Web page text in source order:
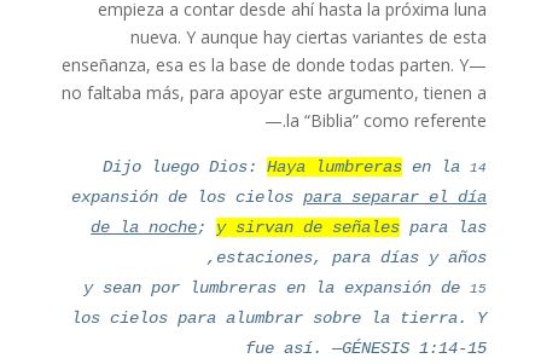
empieza a contar desde ahí hasta la próxima luna
nueva. Y aunque hay ciertas variantes de esta
enseñanza, esa es la base de donde todas parten. Y—
no faltaba más, para apoyar este argumento, tienen a
la “Biblia” como referente.—
Dijo luego Dios:Haya lumbreras en la
expansión de los cielospara separar el día
de la noche; y sirvan de señales para las
estaciones, para días y años,
y sean por lumbreras en la expansión de
los cielos para alumbrar sobre la tierra. Y
fue así. —GÉNESIS 1:14-15